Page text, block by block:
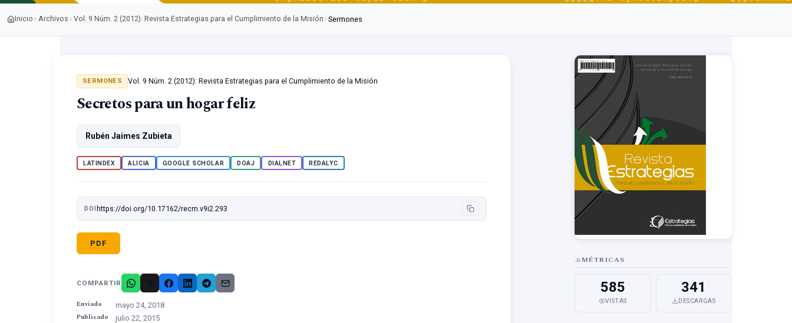
Inicio › Archivos › Vol. 9 Núm. 2 (2012): Revista Estrategias para el Cumplimiento de la Misión › Sermones
SERMONES Vol. 9 Núm. 2 (2012): Revista Estrategias para el Cumplimiento de la Misión
Secretos para un hogar feliz
Rubén Jaimes Zubieta
LATINDEX ALICIA GOOGLE SCHOLAR DOAJ DIALNET REDALYC
DOI https://doi.org/10.17162/recm.v9i2.293
PDF
COMPARTIR
Enviado mayo 24, 2018
Publicado julio 22, 2015
MÉTRICAS
585
VISTAS
341
DESCARGAS